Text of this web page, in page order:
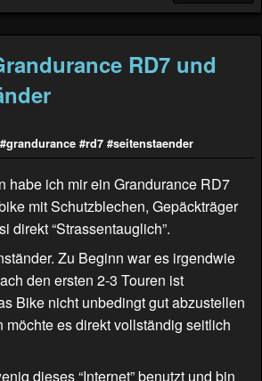
RD7 und
#grandurance #rd7 #seitenstaender
habe ich mir ein Grandurance RD7
mit Schutzblechen, Gepäckträger
direkt “Strassentauglich”.
Zu Beginn war es irgendwie
den ersten 2-3 Touren ist
Bike nicht unbedingt gut abzustellen
möchte es direkt vollständig seitlich
dieses “Internet” benutzt und bin